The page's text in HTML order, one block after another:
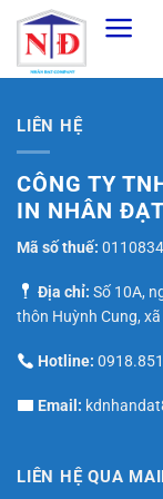
qua
nội
LIÊN HỆ
CÔNG TY
IN NHÂN ĐẠT
Mã số thuế:
Địa chỉ: Số 10A,
thôn Huỳnh Cung,
Hotline:
Email:
LIÊN HỆ QUA